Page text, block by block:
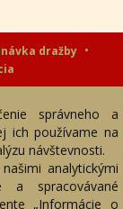
dražby
tejto stránky je
práva sú
správneho a
ich používame na
návštevnosti.
analytickými
a spracovávané
„Informácie o